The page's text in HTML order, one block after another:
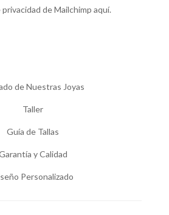
de Mailchimp aquí.
de Nuestras Joyas
Taller
Guía de Tallas
y Calidad
Personalizado